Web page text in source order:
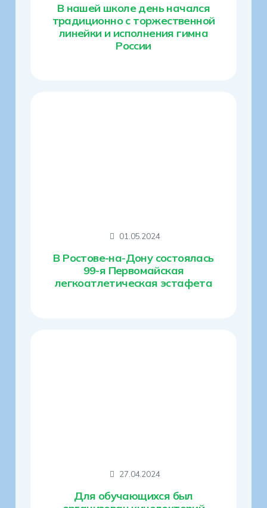
В нашей школе день начался
традиционно с торжественной
линейки и исполнения гимна
России
01.05.2024
В Ростове-на-Дону состоялась
99-я Первомайская
легкоатлетическая эстафета
27.04.2024
Для обучающихся был